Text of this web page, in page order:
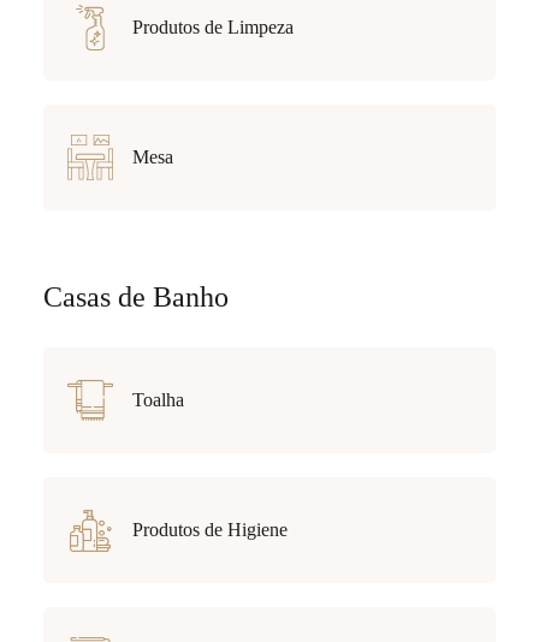
Produtos de Limpeza
Mesa
Casas de Banho
Toalha
Produtos de Higiene